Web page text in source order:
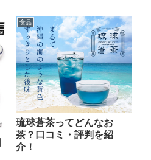
食品
琉球蒼茶ってどんなお
茶？口コミ・評判を紹
介！